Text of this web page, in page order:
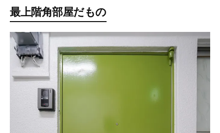
最上階角部屋だもの